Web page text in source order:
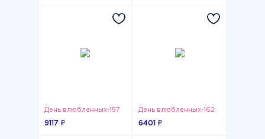
День влюбленных-157
9117 ₽
День влюбленных-162
6401 ₽